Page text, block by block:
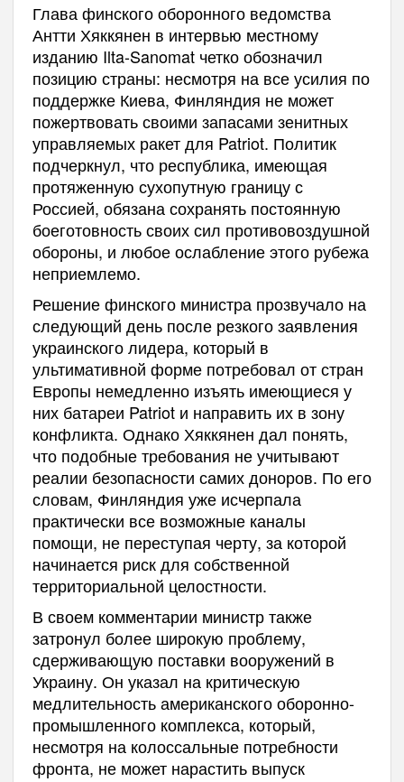
Глава финского оборонного ведомства
Антти Хяккянен в интервью местному
изданию Ilta-Sanomat четко обозначил
позицию страны: несмотря на все усилия по
поддержке Киева, Финляндия не может
пожертвовать своими запасами зенитных
управляемых ракет для Patriot. Политик
подчеркнул, что республика, имеющая
протяженную сухопутную границу с
Россией, обязана сохранять постоянную
боеготовность своих сил противовоздушной
обороны, и любое ослабление этого рубежа
неприемлемо.
Решение финского министра прозвучало на
следующий день после резкого заявления
украинского лидера, который в
ультимативной форме потребовал от стран
Европы немедленно изъять имеющиеся у
них батареи Patriot и направить их в зону
конфликта. Однако Хяккянен дал понять,
что подобные требования не учитывают
реалии безопасности самих доноров. По его
словам, Финляндия уже исчерпала
практически все возможные каналы
помощи, не переступая черту, за которой
начинается риск для собственной
территориальной целостности.
В своем комментарии министр также
затронул более широкую проблему,
сдерживающую поставки вооружений в
Украину. Он указал на критическую
медлительность американского оборонно-
промышленного комплекса, который,
несмотря на колоссальные потребности
фронта, не может нарастить выпуск